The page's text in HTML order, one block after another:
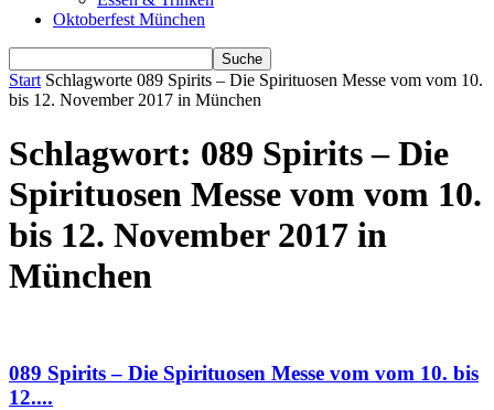
Oktoberfest München
Start Schlagworte 089 Spirits – Die Spirituosen Messe vom vom 10.
bis 12. November 2017 in München
Schlagwort: 089 Spirits – Die
Spirituosen Messe vom vom 10.
bis 12. November 2017 in
München
089 Spirits – Die Spirituosen Messe vom vom 10. bis
12....